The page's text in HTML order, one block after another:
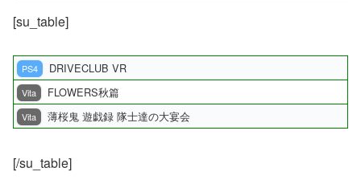
[su_table]
PS4 DRIVECLUB VR
Vita FLOWERS秋篇
Vita 薄桜鬼 遊戯録 隊士達の大宴会
[/su_table]